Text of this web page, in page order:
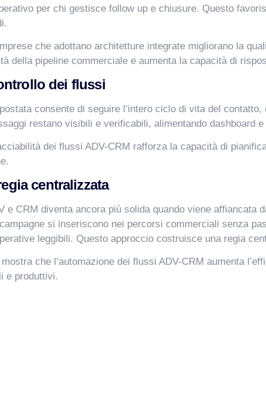
per chi gestisce follow up e chiusure. Questo
che adottano architetture integrate migliorano la
della pipeline commerciale e aumenta la capacità di
dei flussi
consente di seguire l’intero ciclo di vita del
restano visibili e verificabili, alimentando dashboard
dei flussi ADV-CRM rafforza la capacità di
centralizzata
e CRM diventa ancora più solida quando viene
si inseriscono nei percorsi commerciali senza
leggibili. Questo approccio costruisce una regia
mostra che l’automazione dei flussi ADV-CRM aumenta
e produttivi.